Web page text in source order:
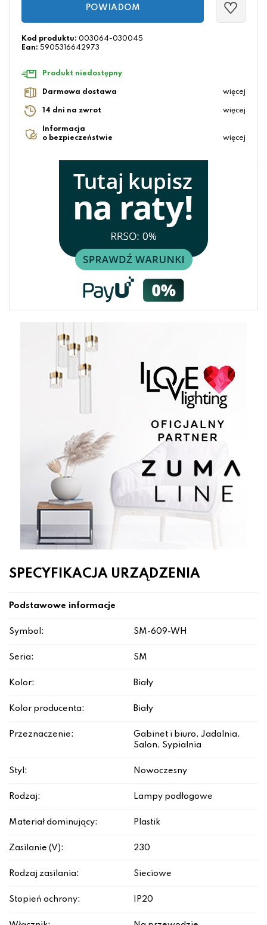
POWIADOM
Kod produktu: 003064-030045
Ean: 5905316642973
Produkt niedostępny
Darmowa dostawa więcej
14 dni na zwrot więcej
Informacja
o bezpieczeństwie
więcej
SPECYFIKACJA URZĄDZENIA
Podstawowe informacje
Symbol: SM-609-WH
Seria: SM
Kolor: Biały
Kolor producenta: Biały
Przeznaczenie:
Gabinet i biuro, Jadalnia,
Salon, Sypialnia
Styl: Nowoczesny
Rodzaj: Lampy podłogowe
Materiał dominujący: Plastik
Zasilanie (V): 230
Rodzaj zasilania: Sieciowe
Stopień ochrony: IP20